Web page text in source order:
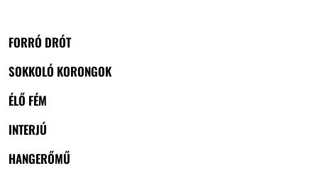
FORRÓ DRÓT
SOKKOLÓ KORONGOK
ÉLŐ FÉM
INTERJÚ
HANGERŐMŰ